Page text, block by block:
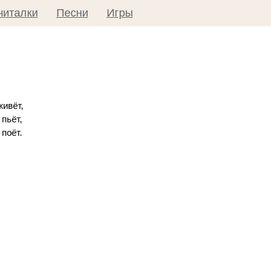
Песни Игры